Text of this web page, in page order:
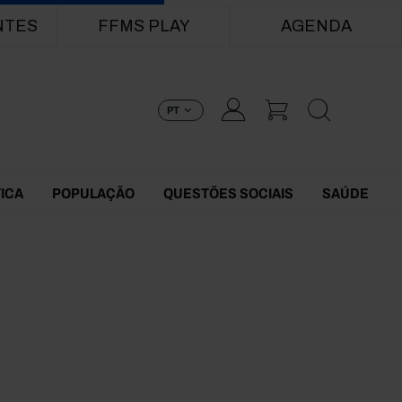
FFMS PLAY AGENDA
PT
POPULAÇÃO QUESTÕES SOCIAIS SAÚDE